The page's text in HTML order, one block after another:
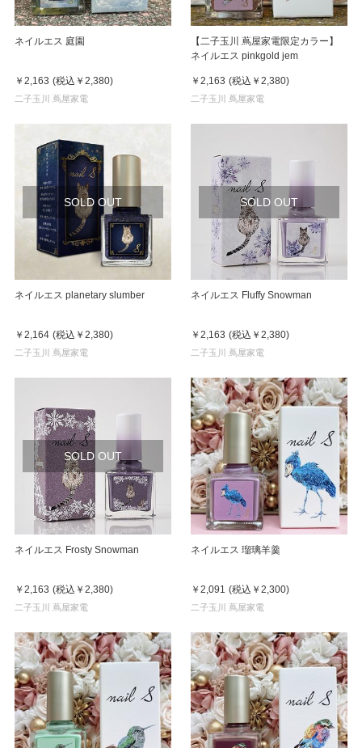
ネイルエス 庭園
￥2,163 (税込 ￥2,380)
二子玉川 蔦屋家電
【二子玉川 蔦屋家電限定カラー】
ネイルエス pinkgold jem
￥2,163 (税込 ￥2,380)
二子玉川 蔦屋家電
SOLD OUT
ネイルエス planetary slumber
￥2,164 (税込 ￥2,380)
二子玉川 蔦屋家電
SOLD OUT
ネイルエス Fluffy Snowman
￥2,163 (税込 ￥2,380)
二子玉川 蔦屋家電
SOLD OUT
ネイルエス Frosty Snowman
￥2,163 (税込 ￥2,380)
二子玉川 蔦屋家電
ネイルエス 瑠璃羊羹
￥2,091 (税込 ￥2,300)
二子玉川 蔦屋家電